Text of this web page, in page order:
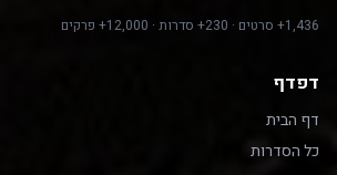
1,436+ סרטים · 230+ סדרות · 12,000+ פרקים
דפדף
דף הבית
כל הסדרות